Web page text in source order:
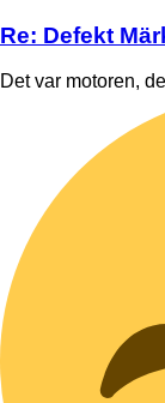
Re: Defekt
Det var motoren,